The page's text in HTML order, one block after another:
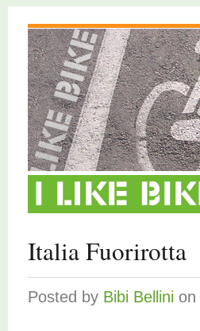
Italia Fuorirotta
Posted by Bibi Bellini